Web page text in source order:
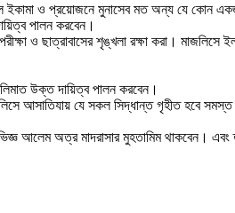
ইকামা ও প্রয়োজনে মুনাসেব মত অন্য যে কোন
পালন করবেন।
ও ছাত্রাবাসের শৃঙ্খলা রক্ষা করা।
উক্ত দায়িত্ব পালন করবেন।
আসাতিযায় যে সকল সিদ্ধান্ত গৃহীত হবে সমস্ত
আলেম অত্র মাদরাসার মুহতামিম থাকবেন। এবং